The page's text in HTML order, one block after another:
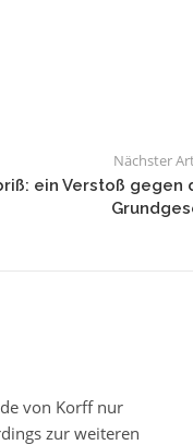
Nächster
ein Verstoß gegen
von Korff nur
zur weiteren